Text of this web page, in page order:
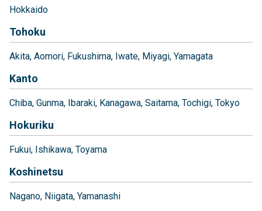
Hokkaido
Tohoku
Akita Aomori Fukushima Iwate Miyagi Yamagata
Kanto
Chiba Gunma Ibaraki Kanagawa Saitama Tochigi Tokyo
Hokuriku
Fukui Ishikawa Toyama
Koshinetsu
Nagano Niigata Yamanashi